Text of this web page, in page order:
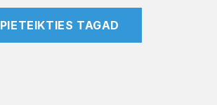
PIETEIKTIES TAGAD